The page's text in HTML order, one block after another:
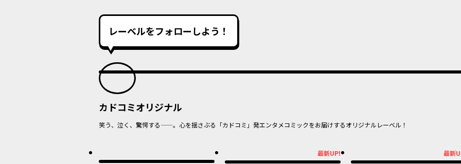
レーベルをフォローしよう！
カドコミオリジナル
笑う、泣く、驚愕する——。心を揺さぶる「カドコミ」発エンタメコミックをお届けするオリジナルレーベル！
最新UP!
オリジナル 最新
オリジナ